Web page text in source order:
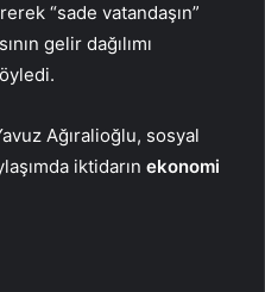
“sade vatandaşın”
gelir dağılımı
Ağıralioğlu, sosyal
iktidarın ekonomi